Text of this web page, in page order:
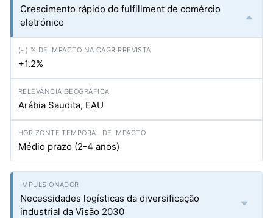
Crescimento rápido do fulfillment de comércio
eletrónico
+1.2%
Arábia Saudita, EAU
Médio prazo (2-4 anos)
Necessidades logísticas da diversificação
industrial da Visão 2030